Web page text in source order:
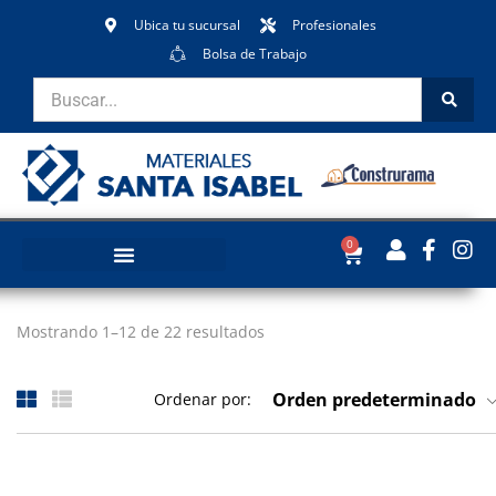
Ubica tu sucursal
Profesionales
Bolsa de Trabajo
0
Mostrando 1–12 de 22 resultados
Ordenar por: Orden predeterminado